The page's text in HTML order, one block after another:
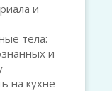
и
тела:
и
на кухне